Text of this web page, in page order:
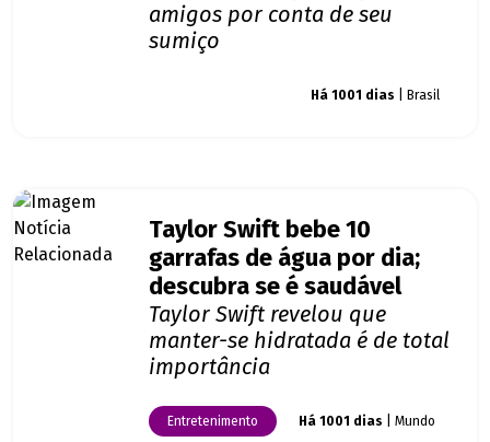
amigos por conta de seu
sumiço
Há 1001 dias | Brasil
Taylor Swift bebe 10
garrafas de água por dia;
descubra se é saudável
Taylor Swift revelou que
manter-se hidratada é de total
importância
Entretenimento Há 1001 dias | Mundo